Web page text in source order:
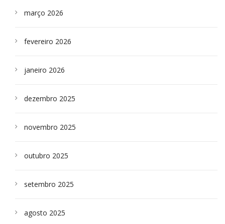
março 2026
fevereiro 2026
janeiro 2026
dezembro 2025
novembro 2025
outubro 2025
setembro 2025
agosto 2025